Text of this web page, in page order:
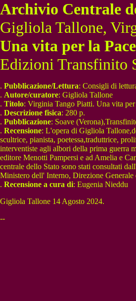
Archivio Centrale
Gigliola Tallone,
Una vita per la Pace
Edizioni Transfinito
. Pubblicazione/Lettura: Consigli di
. Autore/curatore: Gigliola Tallone
. Titolo: Virginia Tango Piatti. Una vita
. Descrizione fisica: 280 p.
. Pubblicazione: Soave
. Recensione: L'opera di Gigliola
scultrice, pianista, poetessa,traduttrice,
interventiste agli albori della prima guerra
editore Menotti Pampersi e ad Amelia e
centrale dello Stato sono stati consultati
Ministero dell' Interno, Direzione
. Recensione a cura di: Eugenia Nieddu
Gigliola Tallone 14 Agosto 2024.
--